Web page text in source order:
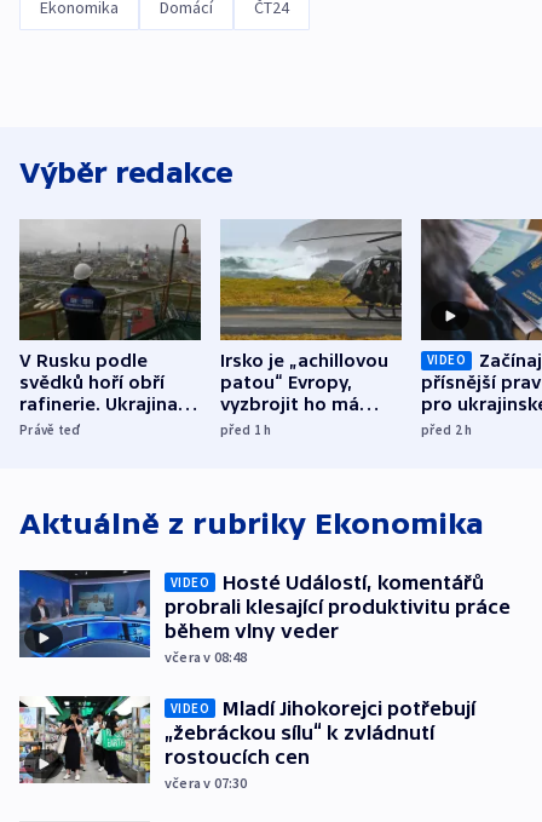
Ekonomika Domácí ČT24
Výběr redakce
V Rusku podle
svědků hoří obří
rafinerie. Ukrajina
hlásí oběti
Právě teď
Irsko je „achillovou
patou“ Evropy,
vyzbrojit ho má
Francie
před 1h
VIDEO
přísnější
pro
uprchlíky
před 2h
Aktuálně z rubriky Ekonomika
VIDEO
Hosté Událostí, komentářů
probrali klesající produktivitu práce
během vlny veder
včera v 08:48
VIDEO
Mladí Jihokorejci potřebují
„žebráckou sílu“ k zvládnutí
rostoucích cen
včera v 07:30